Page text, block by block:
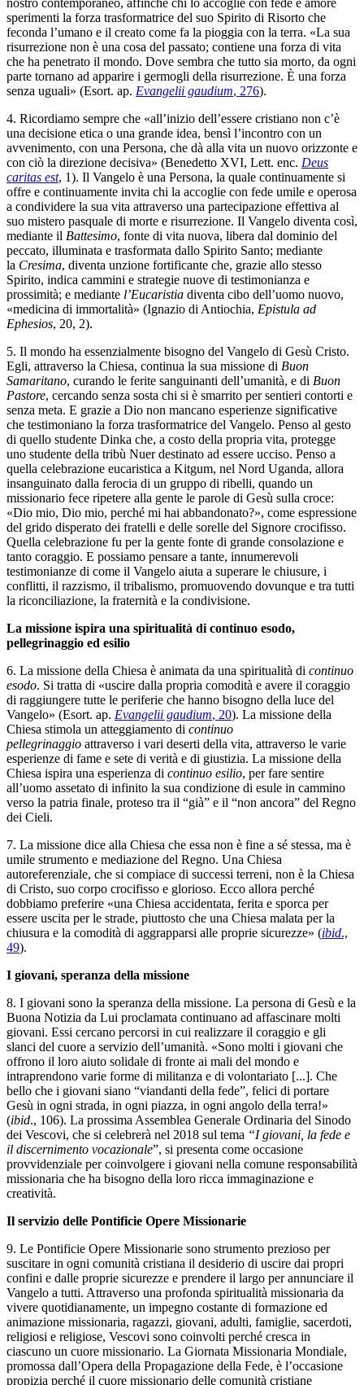
sperimenti la forza trasformatrice del suo Spirito di Risorto che
feconda l’umano e il creato come fa la pioggia con la terra. «La sua
risurrezione non è una cosa del passato; contiene una forza di vita
che ha penetrato il mondo. Dove sembra che tutto sia morto, da ogni
parte tornano ad apparire i germogli della risurrezione. È una forza
senza uguali» (Esort. ap. Evangelii gaudium, 276).
4. Ricordiamo sempre che «all’inizio dell’essere cristiano non c’è
una decisione etica o una grande idea, bensì l’incontro con un
avvenimento, con una Persona, che dà alla vita un nuovo orizzonte e
con ciò la direzione decisiva» (Benedetto XVI, Lett. enc. Deus
caritas est, 1). Il Vangelo è una Persona, la quale continuamente si
offre e continuamente invita chi la accoglie con fede umile e operosa
a condividere la sua vita attraverso una partecipazione effettiva al
suo mistero pasquale di morte e risurrezione. Il Vangelo diventa così,
mediante il Battesimo, fonte di vita nuova, libera dal dominio del
peccato, illuminata e trasformata dallo Spirito Santo; mediante
la Cresima, diventa unzione fortificante che, grazie allo stesso
Spirito, indica cammini e strategie nuove di testimonianza e
prossimità; e mediante l’Eucaristia diventa cibo dell’uomo nuovo,
«medicina di immortalità» (Ignazio di Antiochia, Epistula ad
Ephesios, 20, 2).
5. Il mondo ha essenzialmente bisogno del Vangelo di Gesù Cristo.
Egli, attraverso la Chiesa, continua la sua missione di Buon
Samaritano, curando le ferite sanguinanti dell’umanità, e di Buon
Pastore, cercando senza sosta chi si è smarrito per sentieri contorti e
senza meta. E grazie a Dio non mancano esperienze significative
che testimoniano la forza trasformatrice del Vangelo. Penso al gesto
di quello studente Dinka che, a costo della propria vita, protegge
uno studente della tribù Nuer destinato ad essere ucciso. Penso a
quella celebrazione eucaristica a Kitgum, nel Nord Uganda, allora
insanguinato dalla ferocia di un gruppo di ribelli, quando un
missionario fece ripetere alla gente le parole di Gesù sulla croce:
«Dio mio, Dio mio, perché mi hai abbandonato?», come espressione
del grido disperato dei fratelli e delle sorelle del Signore crocifisso.
Quella celebrazione fu per la gente fonte di grande consolazione e
tanto coraggio. E possiamo pensare a tante, innumerevoli
testimonianze di come il Vangelo aiuta a superare le chiusure, i
conflitti, il razzismo, il tribalismo, promuovendo dovunque e tra tutti
la riconciliazione, la fraternità e la condivisione.
La missione ispira una spiritualità di continuo esodo,
pellegrinaggio ed esilio
6. La missione della Chiesa è animata da una spiritualità di continuo
esodo. Si tratta di «uscire dalla propria comodità e avere il coraggio
di raggiungere tutte le periferie che hanno bisogno della luce del
Vangelo» (Esort. ap. Evangelii gaudium, 20). La missione della
Chiesa stimola un atteggiamento di continuo
pellegrinaggio attraverso i vari deserti della vita, attraverso le varie
esperienze di fame e sete di verità e di giustizia. La missione della
Chiesa ispira una esperienza di continuo esilio, per fare sentire
all’uomo assetato di infinito la sua condizione di esule in cammino
verso la patria finale, proteso tra il “già” e il “non ancora” del Regno
dei Cieli.
7. La missione dice alla Chiesa che essa non è fine a sé stessa, ma è
umile strumento e mediazione del Regno. Una Chiesa
autoreferenziale, che si compiace di successi terreni, non è la Chiesa
di Cristo, suo corpo crocifisso e glorioso. Ecco allora perché
dobbiamo preferire «una Chiesa accidentata, ferita e sporca per
essere uscita per le strade, piuttosto che una Chiesa malata per la
chiusura e la comodità di aggrapparsi alle proprie sicurezze» (ibid.,
49).
I giovani, speranza della missione
8. I giovani sono la speranza della missione. La persona di Gesù e la
Buona Notizia da Lui proclamata continuano ad affascinare molti
giovani. Essi cercano percorsi in cui realizzare il coraggio e gli
slanci del cuore a servizio dell’umanità. «Sono molti i giovani che
offrono il loro aiuto solidale di fronte ai mali del mondo e
intraprendono varie forme di militanza e di volontariato [...]. Che
bello che i giovani siano “viandanti della fede”, felici di portare
Gesù in ogni strada, in ogni piazza, in ogni angolo della terra!»
(ibid., 106). La prossima Assemblea Generale Ordinaria del Sinodo
dei Vescovi, che si celebrerà nel 2018 sul tema “I giovani, la fede e
il discernimento vocazionale”, si presenta come occasione
provvidenziale per coinvolgere i giovani nella comune responsabilità
missionaria che ha bisogno della loro ricca immaginazione e
creatività.
Il servizio delle Pontificie Opere Missionarie
9. Le Pontificie Opere Missionarie sono strumento prezioso per
suscitare in ogni comunità cristiana il desiderio di uscire dai propri
confini e dalle proprie sicurezze e prendere il largo per annunciare il
Vangelo a tutti. Attraverso una profonda spiritualità missionaria da
vivere quotidianamente, un impegno costante di formazione ed
animazione missionaria, ragazzi, giovani, adulti, famiglie, sacerdoti,
religiosi e religiose, Vescovi sono coinvolti perché cresca in
ciascuno un cuore missionario. La Giornata Missionaria Mondiale,
promossa dall’Opera della Propagazione della Fede, è l’occasione
propizia perché il cuore missionario delle comunità cristiane